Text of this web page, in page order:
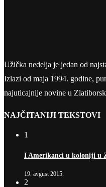
Užička nedelja je jedan od
Izlazi od maja 1994. godine,
najuticajnije novine u
NAJČITANIJI TEKSTOVI
1
I Amerikanci u koloniji u
19. avgust 2015.
2